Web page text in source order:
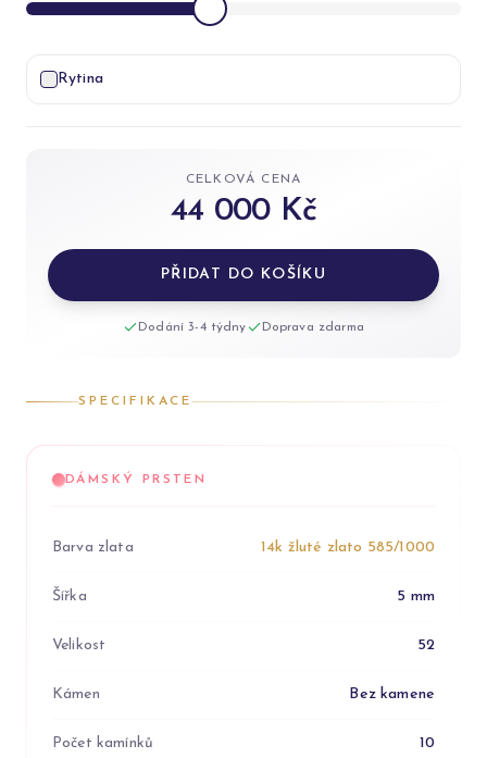
Rytina
CELKOVÁ CENA
44 000 Kč
PŘIDAT DO KOŠÍKU
Dodání 3-4 týdny Doprava zdarma
SPECIFIKACE
DÁMSKÝ PRSTEN
Barva zlata 14k žluté zlato 585/1000
Šířka 5 mm
Velikost 52
Kámen Bez kamene
Počet kamínků 10